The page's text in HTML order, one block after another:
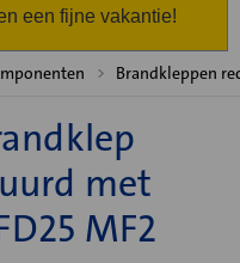
een fijne vakantie!
Brandkleppen
met
MF2